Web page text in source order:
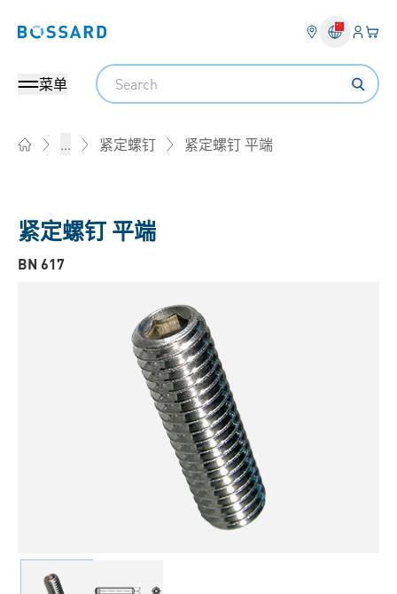
Bossard homepage 登入
您
菜单
Search
... 紧定螺钉 紧定螺钉 平端
紧定螺钉 平端
BN 617